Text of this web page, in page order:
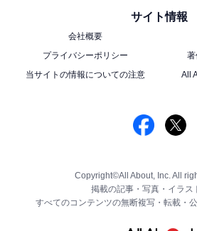
サイト情報
会社概要
プライバシーポリシー
当サイトの情報についての注意
All
Copyright©All About, Inc. All
掲載の記事・写真・イラス
すべてのコンテンツの無断複写・転載・